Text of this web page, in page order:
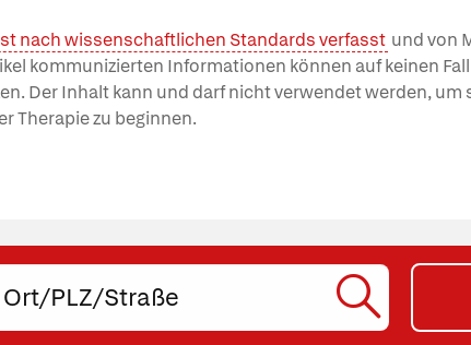
nach wissenschaftlichen Standards verfasst und von
kommunizierten Informationen können auf keinen
Der Inhalt kann und darf nicht verwendet werden, um
Therapie zu beginnen.